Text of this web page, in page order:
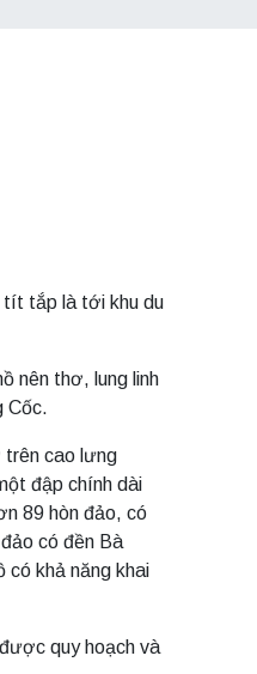
tít tắp là tới khu du
nên thơ, lung linh
Cốc.
trên cao lưng
đập chính dài
89 hòn đảo, có
có đền Bà
có khả năng khai
quy hoạch và